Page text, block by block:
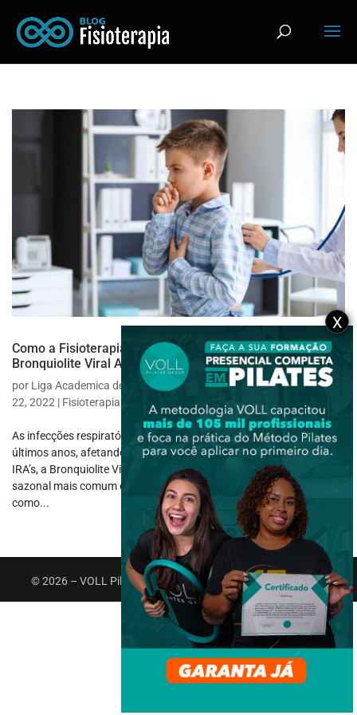
Como a Fisioterapia Respiratória ajuda no tratamento da
Bronquiolite Viral Aguda?
por Liga Academica de Fisioterapia Respiratoria e Tabagismo|ago
22, 2022 | Fisioterapia Específica Fisioterapia Respiratória
As infecções respiratórias agudas (IRA’s) têm se destacado nos
últimos anos, afetando desde as crianças até os idosos. Dentre as
IRA’s, a Bronquiolite Viral Aguda (BVA) sobressai como a doença
sazonal mais comum do trato respiratório infantil, sendo definida
como...
© 2026 – VOLL Pilates Group. Todos os direitos reservados.
X